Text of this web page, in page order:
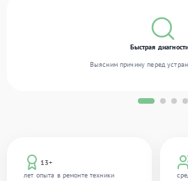
13+
лет опыта в ремонте техники
Быстрая
Выясним причину перед